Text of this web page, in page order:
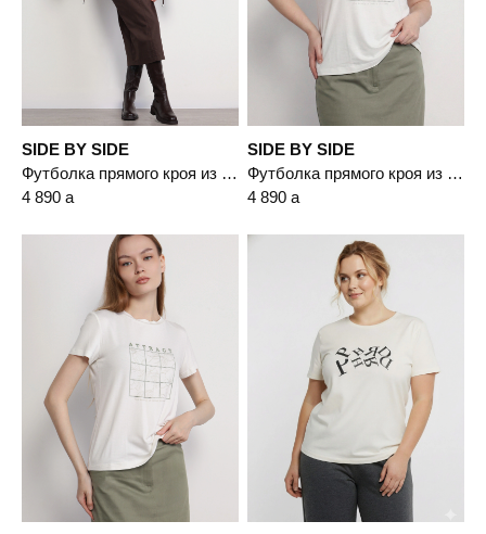
SIDE BY SIDE
Футболка прямого кроя из смесового хлопка
4 890 a
SIDE BY SIDE
Футболка прямого кроя из смесового хлопка
4 890 a